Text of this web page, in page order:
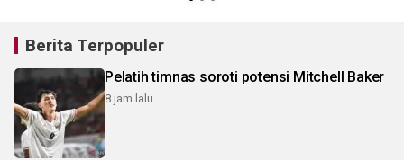
Berita Terpopuler
Pelatih timnas soroti potensi Mitchell Baker
8 jam lalu